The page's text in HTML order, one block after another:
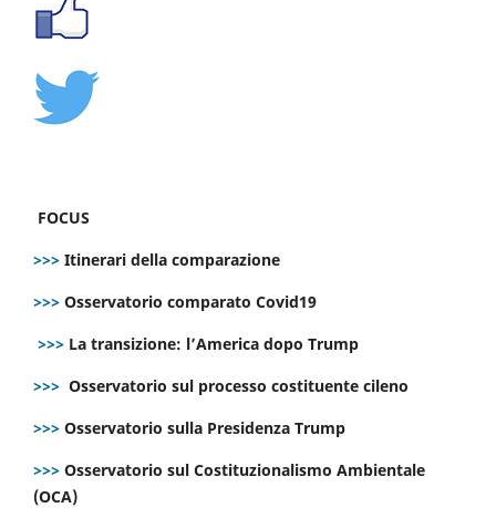
FOCUS
>>> Itinerari della comparazione
>>> Osservatorio comparato Covid19
>>> La transizione: l’America dopo Trump
>>> Osservatorio sul processo costituente cileno
>>> Osservatorio sulla Presidenza Trump
>>> Osservatorio sul Costituzionalismo Ambientale
(OCA)